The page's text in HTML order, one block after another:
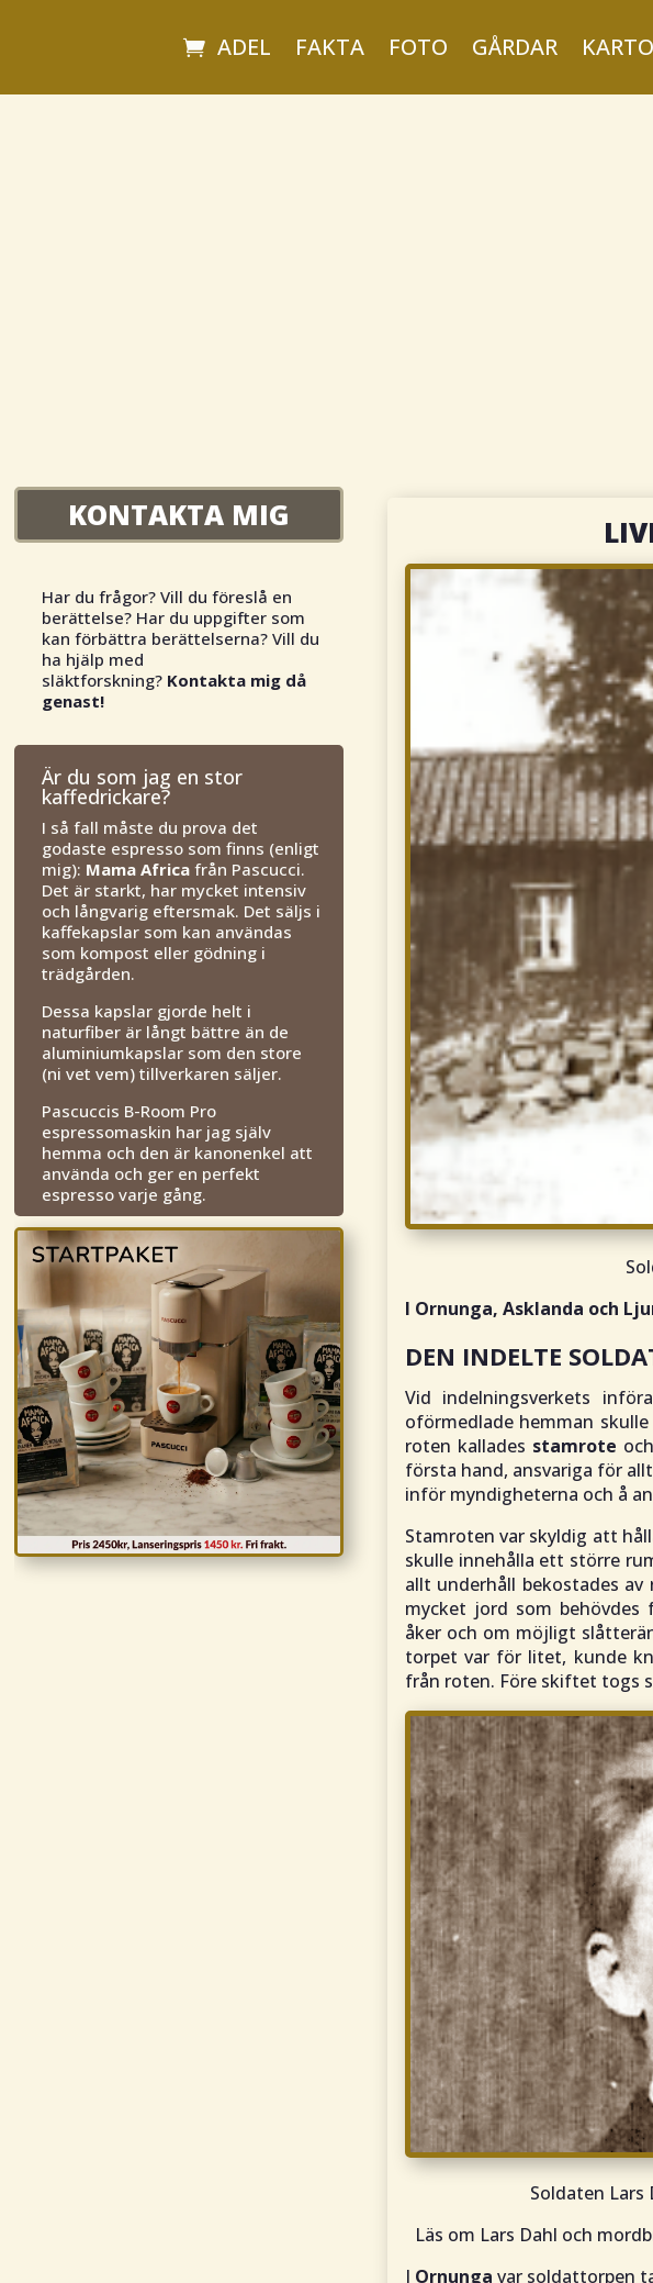
ADEL FAKTA FOTO GÅRDAR
KONTAKTA MIG
Har du frågor? Vill du föreslå en
berättelse? Har du uppgifter som
kan förbättra berättelserna? Vill du
ha hjälp med
släktforskning? Kontakta mig då
genast!
Är du som jag en stor
kaffedrickare?
I så fall måste du prova det
godaste espresso som finns (enligt
mig): Mama Africa från Pascucci.
Det är starkt, har mycket intensiv
och långvarig eftersmak. Det säljs i
kaffekapslar som kan användas
som kompost eller gödning i
trädgården.
Dessa kapslar gjorde helt i
naturfiber är långt bättre än de
aluminiumkapslar som den store
(ni vet vem) tillverkaren säljer.
Pascuccis B-Room Pro
espressomaskin har jag själv
hemma och den är kanonenkel att
använda och ger en perfekt
espresso varje gång.
I Ornunga, Asklanda och
DEN INDELTE
Vid indelningsverkets
oförmedlade hemman
roten kallades stamrote
första hand, ansvariga för
inför myndigheterna och å
Stamroten var skyldig att
skulle innehålla ett större
allt underhåll bekostades
mycket jord som
åker och om möjligt
torpet var för litet, kunde
från roten. Före skiftet togs
Soldaten Lars
Läs om Lars Dahl och
I Ornunga var soldattorpen